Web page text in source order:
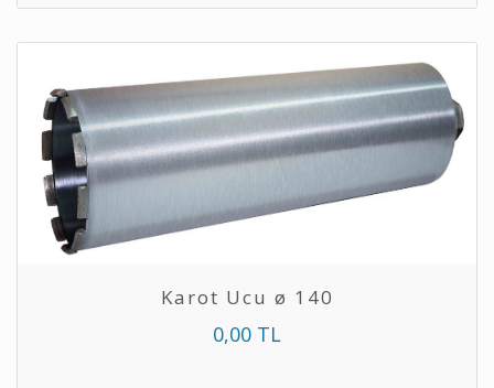
Karot Ucu ø 140
0,00 TL